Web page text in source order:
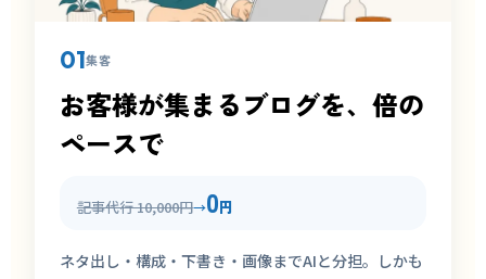
01集客
お客様が集まるブログを、倍の
ペースで
記事代行 10,000円→0円
ネタ出し・構成・下書き・画像までAIと分担。しかも